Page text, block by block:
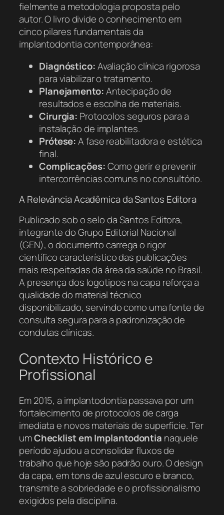
fielmente a metodologia proposta pelo
autor. O livro divide o conhecimento em
cinco pilares fundamentais da
implantodontia contemporânea:
Diagnóstico:Avaliação clínica rigorosa
para viabilizar o tratamento.
Planejamento:Antecipação de
resultados e escolha de materiais.
Cirurgia: Protocolos seguros para a
instalação de implantes.
Prótese:A fase reabilitadora e estética
final.
Complicações:Como gerir e prevenir
intercorrências comuns no consultório.
A Relevância Acadêmica da Santos Editora
Publicado sob o selo da Santos Editora,
integrante do Grupo Editorial Nacional
(GEN), o documento carrega o rigor
científico característico das publicações
mais respeitadas da área da saúde no Brasil.
A presença dos logotipos na capa reforça a
qualidade do material técnico
disponibilizado, servindo como uma fonte de
consulta segura para a padronização de
condutas clínicas.
Contexto Histórico e
Profissional
Em 2015, a implantodontia passava por um
fortalecimento de protocolos de carga
imediata e novos materiais de superfície. Ter
umChecklist em Implantodontia naquele
período ajudou a consolidar fluxos de
trabalho que hoje são padrão ouro. O design
da capa, em tons de azul escuro e branco,
transmite a sobriedade e o profissionalismo
exigidos pela disciplina.